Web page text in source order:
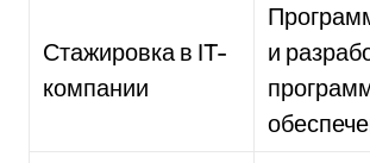
Стажировка в IT-
компании
и